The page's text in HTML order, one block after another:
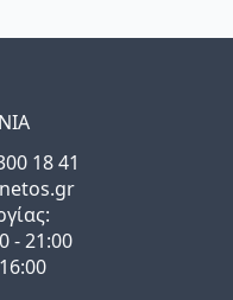
18 41
- 21:00